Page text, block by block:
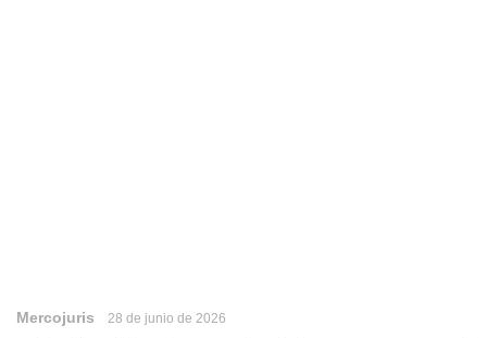
Mercojuris 28 de junio de 2026